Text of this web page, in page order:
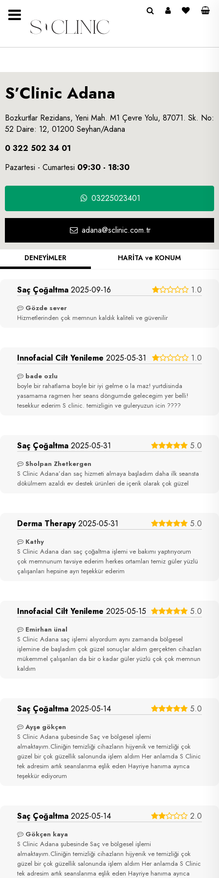
S’Clinic Adana
Bozkurtlar Rezidans, Yeni Mah. M1 Çevre Yolu, 87071. Sk. No:
52 Daire: 12, 01200 Seyhan/Adana
0 322 502 34 01
Pazartesi - Cumartesi 09:30 - 18:30
03225023401
adana@sclinic.com.tr
DENEYİMLER HARİTA ve KONUM
Saç Çoğaltma 2025-09-16 1.0
Gözde sever
Hizmetlerinden çok memnun kaldık kaliteli ve güvenilir
Innofacial Cilt Yenileme 2025-05-31 1.0
bade ozlu
boyle bir rahatlama boyle bir iyi gelme o la maz! yurtdisinda
yasamama ragmen her seans döngumde gelecegim yer belli!
tesekkur ederim S clinic. temizligin ve guleryuzun icin ????
Saç Çoğaltma 2025-05-31 5.0
Sholpan Zhetkergen
S Clinic Adana’dan saç hizmeti almaya başladım daha ilk seansta
dökülmem azaldı ev destek ürünleri de içerik olarak çok güzel
Derma Therapy2025-05-31 5.0
Kathy
S Clinic Adana dan saç çoğaltma işlemi ve bakımı yaptırıyorum
çok memnunum tavsiye ederim herkes ortamları temiz güler yüzlü
çalışanları hepsine ayrı teşekkür ederim
Innofacial Cilt Yenileme 2025-05-15 5.0
Emirhan ünal
S Clinic Adana saç işlemi alıyordum aynı zamanda bölgesel
işlemine de başladım çok güzel sonuçlar aldım gerçekten cihazları
mükemmel çalışanları da bir o kadar güler yüzlü çok çok memnun
kaldım
Saç Çoğaltma 2025-05-14 5.0
Ayşe gökçen
S Clinic Adana şubesinde Saç ve bölgesel işlemi
almaktayım.Cliniğin temizliği cihazların hijyenik ve temizliği çok
güzel bir çok güzellik salonunda işlem aldım Her anlamda S Clinic
tek adresim artık seanslarıma eşlik eden Hayriye hanıma ayrıca
teşekkür ediyorum
Saç Çoğaltma 2025-05-14 2.0
Gökçen kaya
S Clinic Adana şubesinde Saç ve bölgesel işlemi
almaktayım.Cliniğin temizliği cihazların hijyenik ve temizliği çok
güzel bir çok güzellik salonunda işlem aldım Her anlamda S Clinic
tek adresim artık seanslarıma eşlik eden Hayriye hanıma ayrıca